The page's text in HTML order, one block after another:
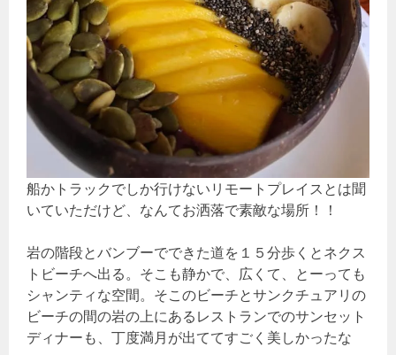
船かトラックでしか行けないリモートプレイスとは聞
いていただけど、なんてお洒落で素敵な場所！！
岩の階段とバンブーでできた道を１５分歩くとネクス
トビーチへ出る。そこも静かで、広くて、とーっても
シャンティな空間。そこのビーチとサンクチュアリの
ビーチの間の岩の上にあるレストランでのサンセット
ディナーも、丁度満月が出ててすごく美しかったな